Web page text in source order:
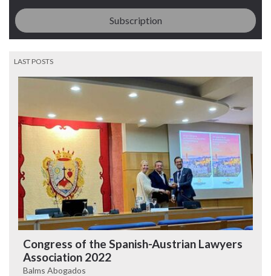
Subscription
LAST POSTS
Congress of the Spanish-Austrian Lawyers
Association 2022
Balms Abogados